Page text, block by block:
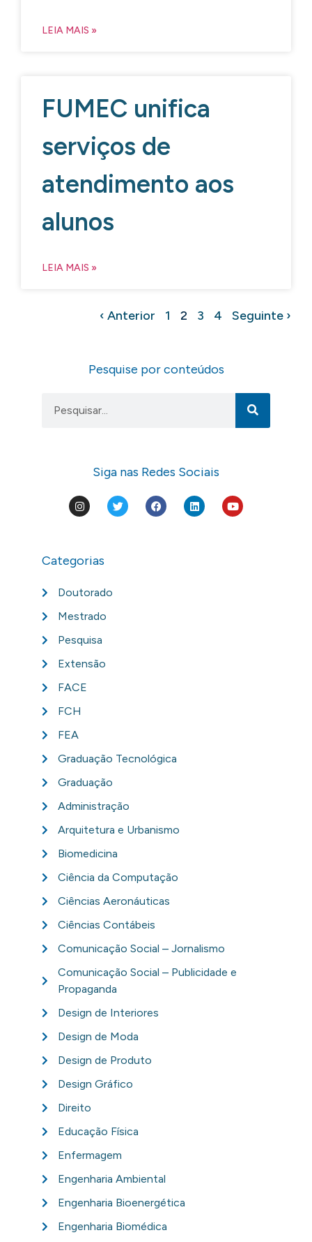
LEIA MAIS »
FUMEC unifica
serviços de
atendimento aos
alunos
LEIA MAIS »
‹ Anterior 1 2 3 4 Seguinte ›
Pesquise por conteúdos
Siga nas Redes Sociais
Categorias
Doutorado
Mestrado
Pesquisa
Extensão
FACE
FCH
FEA
Graduação Tecnológica
Graduação
Administração
Arquitetura e Urbanismo
Biomedicina
Ciência da Computação
Ciências Aeronáuticas
Ciências Contábeis
Comunicação Social – Jornalismo
Comunicação Social – Publicidade e
Propaganda
Design de Interiores
Design de Moda
Design de Produto
Design Gráfico
Direito
Educação Física
Enfermagem
Engenharia Ambiental
Engenharia Bioenergética
Engenharia Biomédica